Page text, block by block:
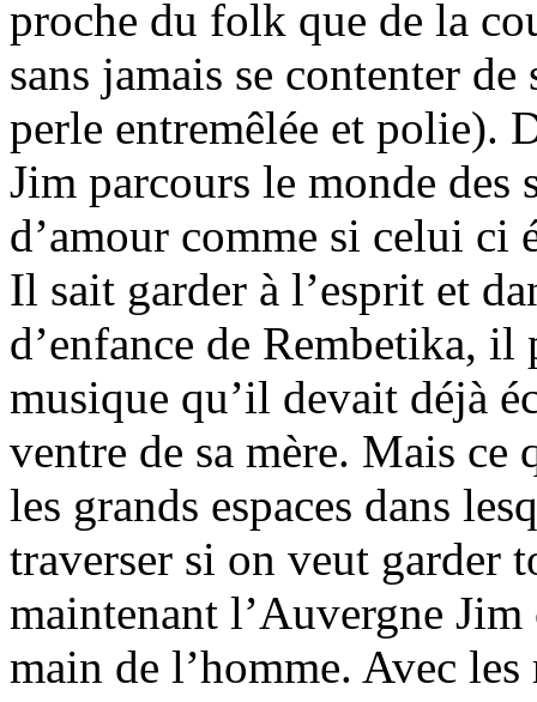
proche du folk que de la
sans jamais se contenter
perle entremêlée et polie).
Jim parcours le monde des
d’amour comme si celui ci
Il sait garder à l’esprit et
d’enfance de Rembetika,
musique qu’il devait déjà
ventre de sa mère. Mais
les grands espaces dans
traverser si on veut garder
maintenant l’Auvergne
main de l’homme. Avec